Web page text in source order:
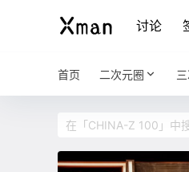
讨论
首页 二次元圈